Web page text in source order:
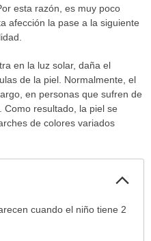
esta razón, es muy poco
afección la pase a la siguiente
en la luz solar, daña el
de la piel. Normalmente, el
en personas que sufren de
Como resultado, la piel se
de colores variados
cuando el niño tiene 2